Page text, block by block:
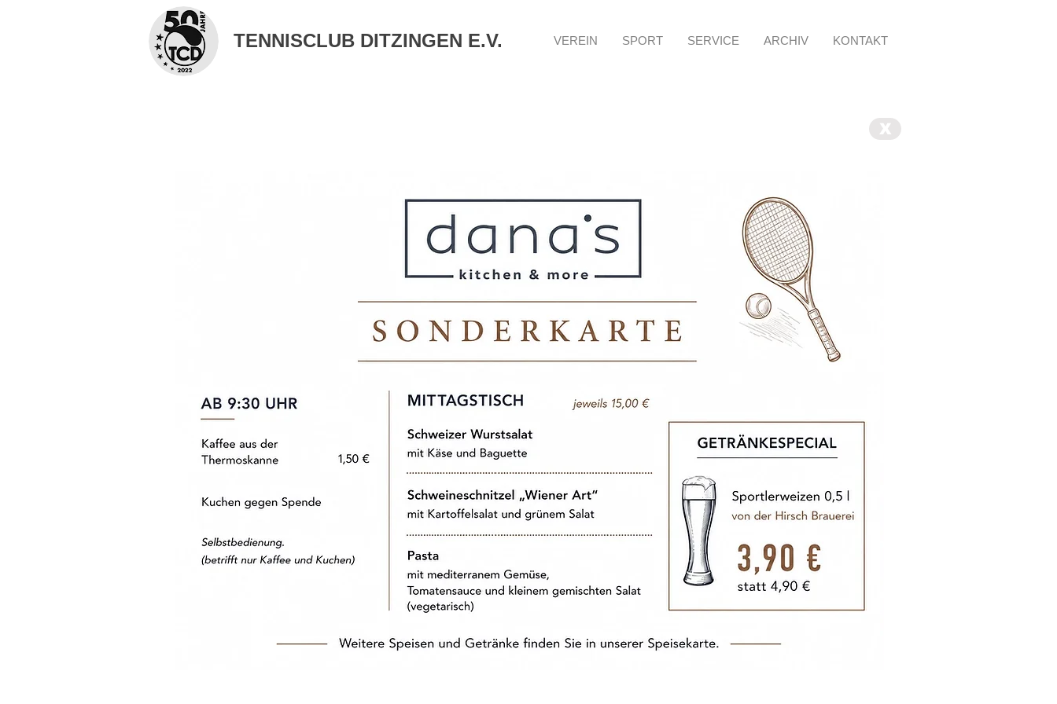
TENNISCLUB DITZINGEN E.V. VEREIN SPORT SERVICE ARCHIV KONTAKT
X